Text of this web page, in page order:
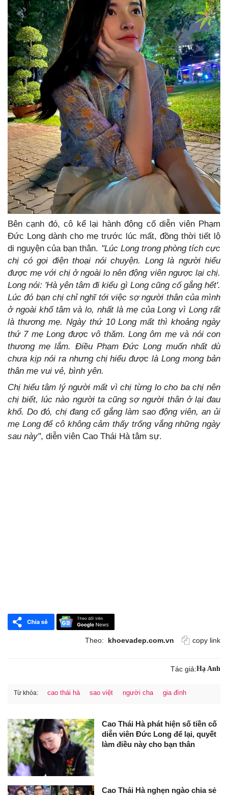
Bên cạnh đó, cô kể lại hành động cố diễn viên Phạm
Đức Long dành cho mẹ trước lúc mất, đồng thời tiết lộ
di nguyện của bạn thân. "Lúc Long trong phòng tích cực
chị có gọi điện thoại nói chuyện. Long là người hiểu
được mẹ với chị ở ngoài lo nên động viên ngược lại chị.
Long nói: 'Hà yên tâm đi kiểu gì Long cũng cố gắng hết'.
Lúc đó bạn chị chỉ nghĩ tới việc sợ người thân của mình
ở ngoài khổ tâm và lo, nhất là mẹ của Long vì Long rất
là thương mẹ. Ngày thứ 10 Long mất thì khoảng ngày
thứ 7 mẹ Long được vô thăm. Long ôm mẹ và nói con
thương mẹ lắm. Điều Phạm Đức Long muốn nhất dù
chưa kịp nói ra nhưng chị hiểu được là Long mong bản
thân mẹ vui vẻ, bình yên.
Chị hiểu tâm lý người mất vì chị từng lo cho ba chị nên
chị biết, lúc nào người ta cũng sợ người thân ở lại đau
khổ. Do đó, chị đang cố gắng làm sao động viên, an ủi
mẹ Long để cô không cảm thấy trống vắng những ngày
sau này", diễn viên Cao Thái Hà tâm sự.
Theo: khoevadep.com.vn copy link
Tác giả:Hạ Anh
Từ khóa: cao thái hà sao việt người cha gia đình
Cao Thái Hà phát hiện số tiền cố
diễn viên Đức Long để lại, quyết
làm điều này cho bạn thân
Cao Thái Hà nghẹn ngào chia sẻ